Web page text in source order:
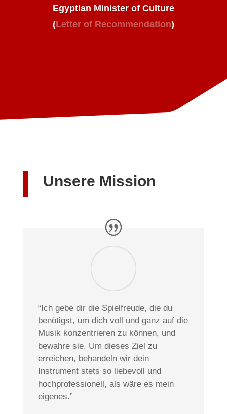
Egyptian Minister of Culture
(Letter of Recommendation)
Unsere Mission
“Ich gebe dir die Spielfreude, die du
benötigst, um dich voll und ganz auf die
Musik konzentrieren zu können, und
bewahre sie. Um dieses Ziel zu
erreichen, behandeln wir dein
Instrument stets so liebevoll und
hochprofessionell, als wäre es mein
eigenes.”